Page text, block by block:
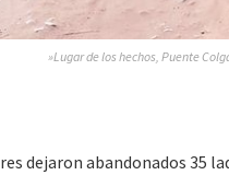
»Lugar de los hechos, Puente
dejaron abandonados 35